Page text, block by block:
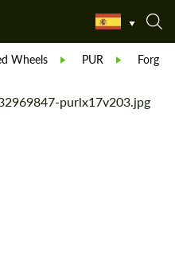
Wheels PUR Forged